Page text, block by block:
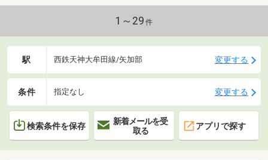
1～29 件
駅 西鉄天神大牟田線/矢加部 変更する
条件 指定なし 変更する
検索条件を保存
新着メールを受
取る
アプリで探す